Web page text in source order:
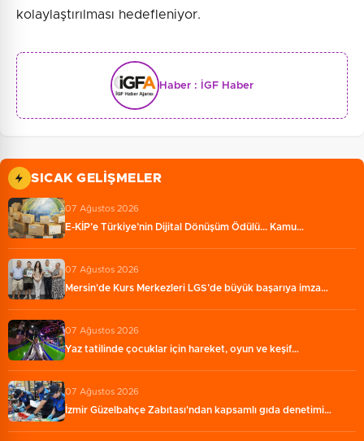
kolaylaştırılması hedefleniyor.
Haber : İGF Haber
SICAK GELIŞMELER
07 Ağustos 2026
E-KİP’e Türkiye’nin Dijital Dönüşüm Ödülü... Kamu…
07 Ağustos 2026
Mersin'de Kurs Merkezleri LGS’de büyük başarıya imza…
07 Ağustos 2026
Yaz tatilinde çocuklar için hareket, oyun ve keşif…
07 Ağustos 2026
İzmir Güzelbahçe Zabıtası'ndan kapsamlı gıda denetimi…